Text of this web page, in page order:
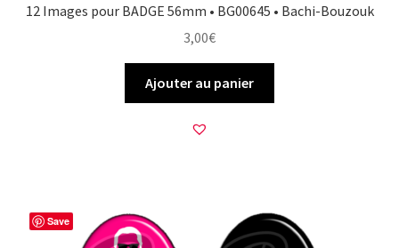
12 Images pour BADGE 56mm • BG00645 • Bachi-Bouzouk
3,00€
Ajouter au panier
Save